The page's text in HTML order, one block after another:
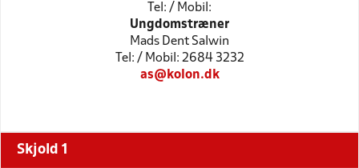
Tel: / Mobil:
Ungdomstræner
Mads Dent Salwin
Tel: / Mobil: 2684 3232
as@kolon.dk
Skjold 1